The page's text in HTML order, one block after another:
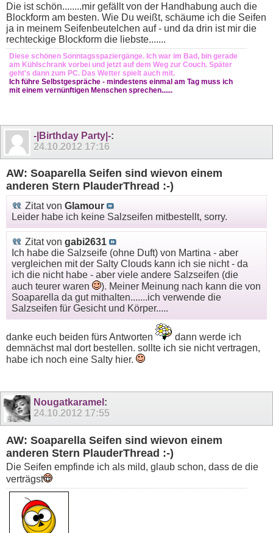
Die ist schön........mir gefällt von der Handhabung auch die
Blockform am besten. Wie Du weißt, schäume ich die Seifen
ja in meinem Seifenbeutelchen auf - und da drin ist mir die
rechteckige Blockform die liebste.......
Diese schönen Sonntagsspaziergänge. Ich war im Bad, bin gerade
am Kühlschrank vorbei und jetzt auf dem Weg zur Couch. Später
geht's dann zum PC. Das Wetter spielt auch mit.
Ich führe Selbstgespräche - mindestens einmal am Tag muss ich
mit einem vernünftigen Menschen sprechen......
-|Birthday Party|-:
24.10.2012 17:16
AW: Soaparella Seifen sind wievon einem
anderen Stern PlauderThread :-)
Zitat von Glamour
Leider habe ich keine Salzseifen mitbestellt, sorry.
Zitat von gabi2631
Ich habe die Salzseife (ohne Duft) von Martina - aber
vergleichen mit der Salty Clouds kann ich sie nicht - da
ich die nicht habe - aber viele andere Salzseifen (die
auch teurer waren
). Meiner Meinung nach kann die von
Soaparella da gut mithalten.......ich verwende die
Salzseifen für Gesicht und Körper.....
danke euch beiden fürs Antworten
dann werde ich
demnächst mal dort bestellen. sollte ich sie nicht vertragen,
habe ich noch eine Salty hier.
Nougatkaramel :
24.10.2012 17:55
AW: Soaparella Seifen sind wievon einem
anderen Stern PlauderThread :-)
Die Seifen empfinde ich als mild, glaub schon, dass de die
verträgst